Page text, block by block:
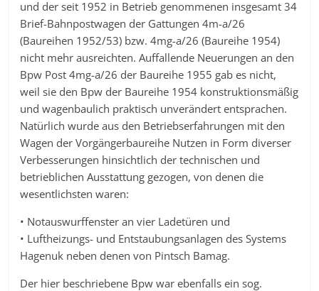
und der seit 1952 in Betrieb genommenen insgesamt 34
Brief-Bahnpostwagen der Gattungen 4m-a/26
(Baureihen 1952/53) bzw. 4mg-a/26 (Baureihe 1954)
nicht mehr ausreichten. Auffallende Neuerungen an den
Bpw Post 4mg-a/26 der Baureihe 1955 gab es nicht,
weil sie den Bpw der Baureihe 1954 konstruktionsmäßig
und wagenbaulich praktisch unverändert entsprachen.
Natürlich wurde aus den Betriebserfahrungen mit den
Wagen der Vorgängerbaureihe Nutzen in Form diverser
Verbesserungen hinsichtlich der technischen und
betrieblichen Ausstattung gezogen, von denen die
wesentlichsten waren:
• Notauswurffenster an vier Ladetüren und
• Luftheizungs- und Entstaubungsanlagen des Systems
Hagenuk neben denen von Pintsch Bamag.
Der hier beschriebene Bpw war ebenfalls ein sog.